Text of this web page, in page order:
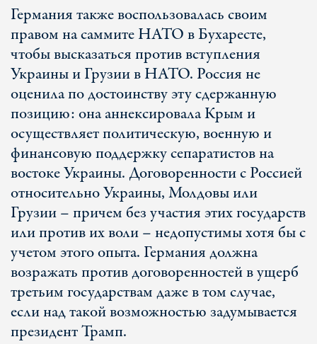
Германия также воспользовалась своим
правом на саммите НАТО в Бухаресте,
чтобы высказаться против вступления
Украины и Грузии в НАТО. Россия не
оценила по достоинству эту сдержанную
позицию: она аннексировала Крым и
осуществляет политическую, военную и
финансовую поддержку сепаратистов на
востоке Украины. Договоренности с Россией
относительно Украины, Молдовы или
Грузии – причем без участия этих государств
или против их воли – недопустимы хотя бы с
учетом этого опыта. Германия должна
возражать против договоренностей в ущерб
третьим государствам даже в том случае,
если над такой возможностью задумывается
президент Трамп.